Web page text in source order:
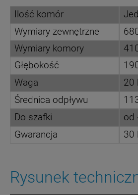
Ilość komór
Wymiary zewnętrzne
Wymiary komory
Głębokość
Waga
20
Średnica odpływu
Do szafki
od
Gwarancja
30
Rysunek